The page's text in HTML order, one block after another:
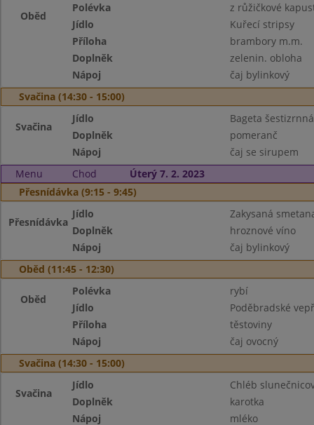
Oběd
Polévka
z růžičkové
Jídlo
Kuřecí stripsy
Příloha
brambory m.m.
Doplněk
zelenin. obloha
Nápoj
čaj bylinkový
Svačina (14:30 - 15:00)
Svačina
Jídlo
Bageta
Doplněk
pomeranč
Nápoj
čaj se sirupem
Menu
Chod
Úterý 7. 2. 2023
Přesnídávka (9:15 - 9:45)
Přesnídávka
Jídlo
Zakysaná
Doplněk
hroznové víno
Nápoj
čaj bylinkový
Oběd (11:45 - 12:30)
Oběd
Polévka
rybí
Jídlo
Poděbradské
Příloha
těstoviny
Nápoj
čaj ovocný
Svačina (14:30 - 15:00)
Svačina
Jídlo
Chléb
Doplněk
karotka
Nápoj
mléko